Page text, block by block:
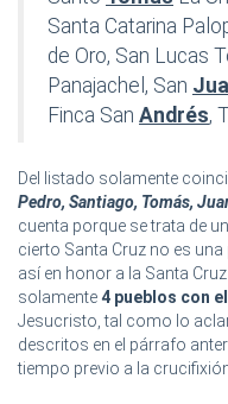
Santa Catarina
de Oro, San Lucas
Panajachel, San
Finca San Andrés,
Del listado solamente
Pedro, Santiago, Tomás,
cuenta porque se trata de
cierto Santa Cruz no es
así en honor a la Santa
solamente4 pueblos con
Jesucristo, tal como lo
descritos en el párrafo
tiempo previo a la